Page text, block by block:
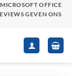
OFFICE
GEVEN ONS